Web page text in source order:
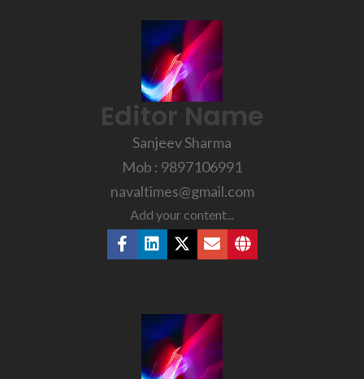
Editor Name
Sanjeev Sharma
Mob : 9897106991
navaltimes@gmail.com
Add your content...